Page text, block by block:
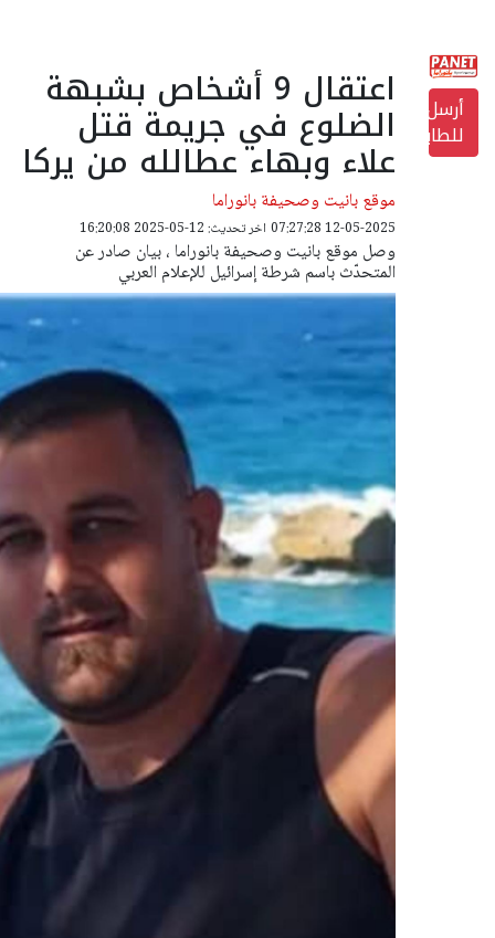
أرسل
للطابعة
اعتقال 9 أشخاص بشبهة
الضلوع في جريمة قتل
علاء وبهاء عطالله من يركا
موقع بانيت وصحيفة بانوراما
12-05-2025 07:27:28 اخر تحديث: 12-05-2025 16:20:08
وصل موقع بانيت وصحيفة بانوراما ، بيان صادر عن
المتحدّث باسم شرطة إسرائيل للإعلام العربي